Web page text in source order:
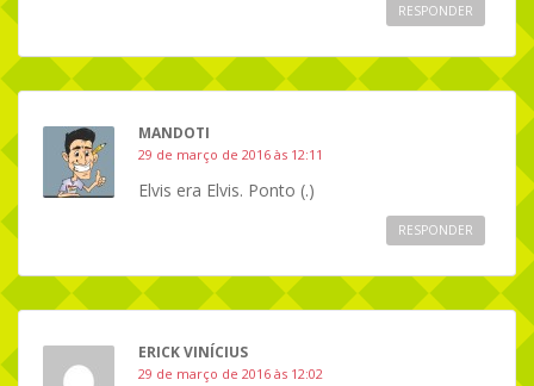
RESPONDER
MANDOTI
29 de março de 2016 às 12:11
Elvis era Elvis. Ponto (.)
RESPONDER
ERICK VINÍCIUS
29 de março de 2016 às 12:02